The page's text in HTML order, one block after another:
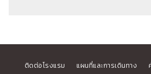
ติดต่อโรงแรม แผนที่และการเดินทาง